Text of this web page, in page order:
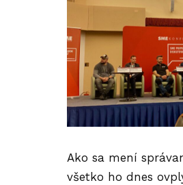
Ako sa mení
všetko ho dnes